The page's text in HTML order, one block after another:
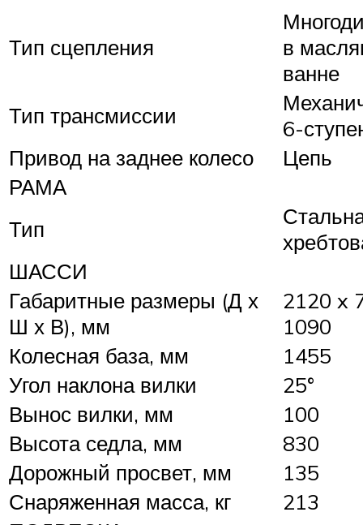
Тип сцепления
в
ванне
Тип трансмиссии
6-
Привод на заднее колесо
Цепь
РАМА
Тип
ШАССИ
Габаритные размеры (Д х
Ш х В), мм
2120 x
1090
Колесная база, мм
1455
Угол наклона вилки
25°
Вынос вилки, мм
100
Высота седла, мм
830
Дорожный просвет, мм
135
Снаряженная масса, кг
213